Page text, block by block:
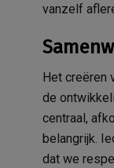
vanzelf
Het creëren
de
centraal,
belangrijk.
dat we